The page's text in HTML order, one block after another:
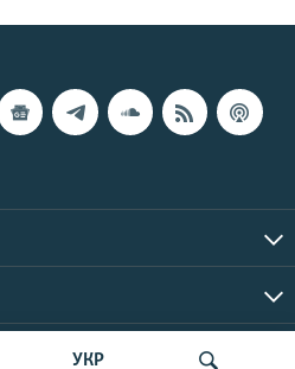
УКР
2026 | Все права защищены.